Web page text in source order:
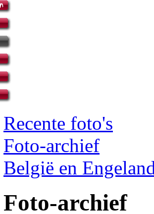
Recente foto's
Foto-archief
België en
Foto-archief